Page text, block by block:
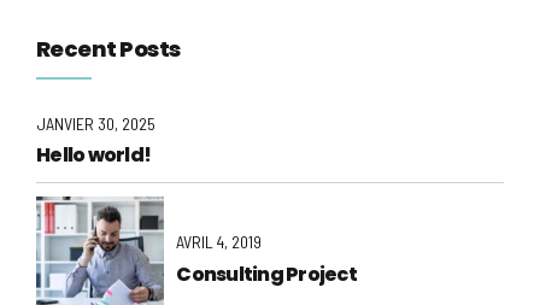
Recent Posts
JANVIER 30, 2025
Hello world!
AVRIL 4, 2019
Consulting Project